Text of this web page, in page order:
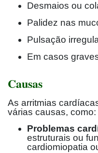
Desmaios ou
Palidez nas
Pulsação
Em casos
Causas
As arritmias
várias causas, como:
Problemas
estruturais ou
cardiomiopatia